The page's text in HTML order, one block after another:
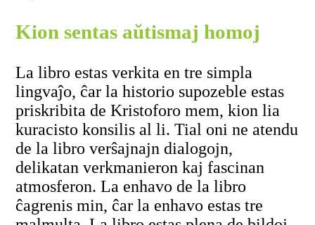
Kion sentas aŭtismaj homoj
La libro estas verkita en tre simpla
lingvaĵo, ĉar la historio supozeble estas
priskribita de Kristoforo mem, kion lia
kuracisto konsilis al li. Tial oni ne atendu
de la libro verŝajnajn dialogojn,
delikatan verkmanieron kaj fascinan
atmosferon. La enhavo de la libro
ĉagrenis min, ĉar la enhavo estas tre